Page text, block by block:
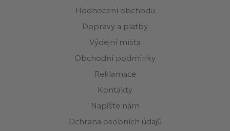
Hodnocení obchodu
Dopravy a platby
Výdejní místa
Obchodní podmínky
Reklamace
Kontakty
Napište nám
Ochrana osobních údajů